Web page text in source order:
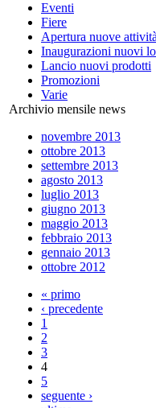
Eventi
Fiere
Apertura nuove attività
Inaugurazioni nuovi
Lancio nuovi prodotti
Promozioni
Varie
Archivio mensile news
novembre 2013
ottobre 2013
settembre 2013
agosto 2013
luglio 2013
giugno 2013
maggio 2013
febbraio 2013
gennaio 2013
ottobre 2012
« primo
‹ precedente
1
2
3
4
5
seguente ›